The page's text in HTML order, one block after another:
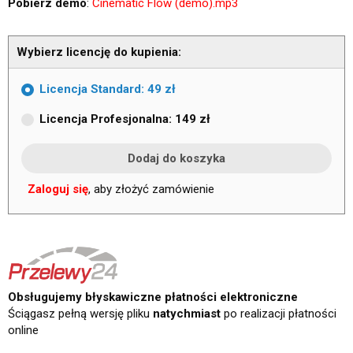
Pobierz demo: Cinematic Flow (demo).mp3
Wybierz licencję do kupienia:
Licencja Standard: 49 zł
Licencja Profesjonalna: 149 zł
Zaloguj się, aby złożyć zamówienie
Obsługujemy błyskawiczne płatności elektroniczne
Ściągasz pełną wersję pliku natychmiast po realizacji płatności
online